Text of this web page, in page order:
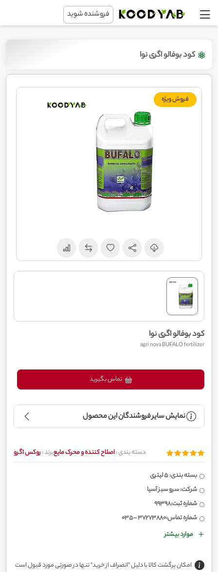
فروشنده شوید
کود بوفالو اگری نوا
فروش ویژه
کود بوفالو اگری نوا
agri nova BUFALO fertilizer
نمایش سایر فروشندگان این محصول
دسته بندی :اصلاح کننده و محرک مایعبرند :روکس اگرو
بسته بندی: 5 لیتری
شرکت: سرو سبز آسیا
شماره ثبت:99398
شماره تماس:37273880 -035
موارد بیشتر
امکان برگشت کالا با دلیل "انصراف از خرید" تنها در صورتی مورد قبول است